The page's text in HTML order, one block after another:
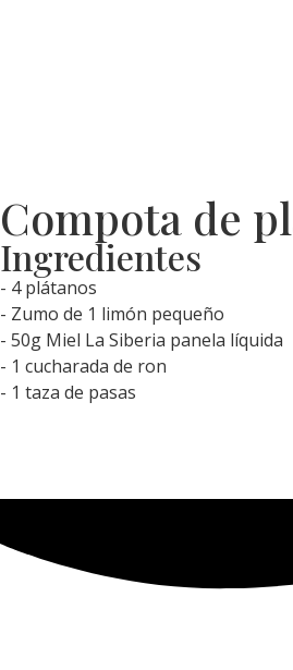
Compota de
Ingredientes
- 4 plátanos
- Zumo de 1 limón pequeño
- 50g Miel La Siberia panela líquida
- 1 cucharada de ron
- 1 taza de pasas